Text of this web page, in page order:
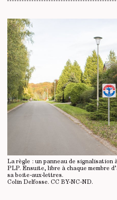
La règle : un panneau de signalisation
PLP. Ensuite, libre à chaque membre
sa boite-aux-lettres.
Colin Delfosse. CC BY-NC-ND.